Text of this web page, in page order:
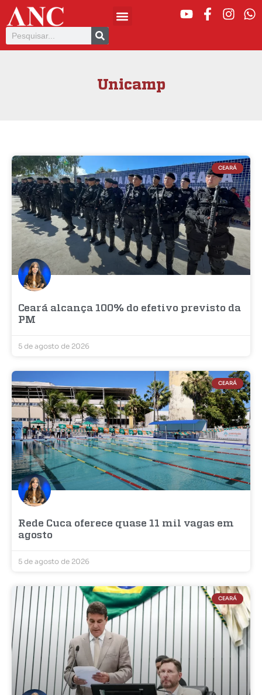
Unicamp
CEARÁ
Ceará alcança 100% do efetivo previsto da
PM
5 de agosto de 2026
CEARÁ
Rede Cuca oferece quase 11 mil vagas em
agosto
5 de agosto de 2026
CEARÁ